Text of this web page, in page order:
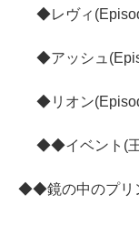
◆レヴィ
◆アッシュ
◆リオン
◆◆イベント(
◆◆鏡の中のプ